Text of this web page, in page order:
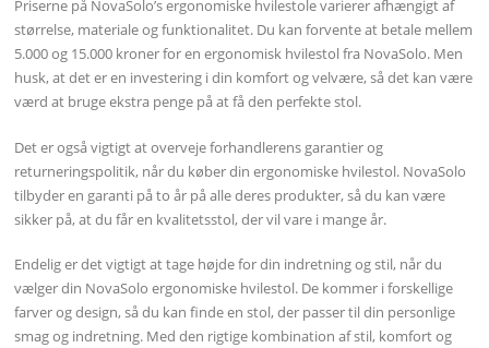
Priserne på NovaSolo’s ergonomiske hvilestole varierer afhængigt af
størrelse, materiale og funktionalitet. Du kan forvente at betale mellem
5.000 og 15.000 kroner for en ergonomisk hvilestol fra NovaSolo. Men
husk, at det er en investering i din komfort og velvære, så det kan være
værd at bruge ekstra penge på at få den perfekte stol.
Det er også vigtigt at overveje forhandlerens garantier og
returneringspolitik, når du køber din ergonomiske hvilestol. NovaSolo
tilbyder en garanti på to år på alle deres produkter, så du kan være
sikker på, at du får en kvalitetsstol, der vil vare i mange år.
Endelig er det vigtigt at tage højde for din indretning og stil, når du
vælger din NovaSolo ergonomiske hvilestol. De kommer i forskellige
farver og design, så du kan finde en stol, der passer til din personlige
smag og indretning. Med den rigtige kombination af stil, komfort og